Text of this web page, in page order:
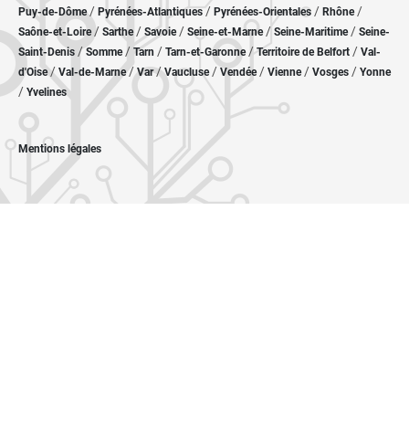
Puy-de-Dôme/ Pyrénées-Atlantiques / Pyrénées-Orientales / Rhône/
Saône-et-Loire/ Sarthe/ Savoie/ Seine-et-Marne/ Seine-Maritime/ Seine-
Saint-Denis /Somme/ Tarn / Tarn-et-Garonne/Territoire de Belfort / Val-
d'Oise/ Val-de-Marne/Var/Vaucluse/ Vendée/ Vienne/ Vosges / Yonne
/ Yvelines
Mentions légales